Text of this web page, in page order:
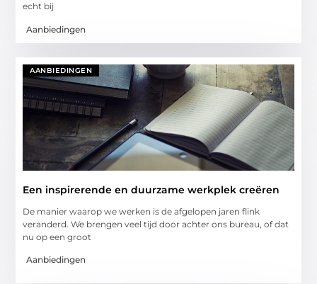
echt bij
Aanbiedingen
AANBIEDINGEN
Een inspirerende en duurzame werkplek creëren
De manier waarop we werken is de afgelopen jaren flink
veranderd. We brengen veel tijd door achter ons bureau, of dat
nu op een groot
Aanbiedingen